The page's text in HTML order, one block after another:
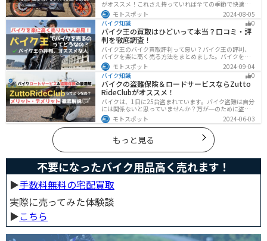
がオススメ！これさえ持っていれば全ての季節で快適に
ツーリングできます。快適性だけでなく、機能性やデザ
インに優れたものも多くあるので、安全にカッコよくバ
イクに乗りたい人は是非持っておきましょう。
モトスポット
2024-08-05
バイク知識
0
バイク王の買取はひどいって本当？口コミ・評
判を徹底調査！
バイク王のバイク買取評判って悪い？バイク王の評判、
バイクを楽に高く売る方法をまとめました。バイクを売
却しようと考えている方は、是非参考にしてください。
モトスポット
2024-09-04
バイク知識
0
バイクの盗難保険＆ロードサービスならZutto
RideClubがオススメ！
バイクは、1日に25台盗まれています。バイク盗難は自分
には関係ないと思っていませんか？万が一のために盗難
保険を検討しておきましょう。この記事ではオススメの
バイク盗難保険「ZuttoRideClub」について解説します。
ロードサービスや会員限定特典などもあるので、お得な
バイク盗難保険を探している人に最適です。
モトスポット 2024-06-03
もっと見る
不要になったバイク用品高く売れます！
▶︎手数料無料の宅配買取
実際に売ってみた体験談
▶︎こちら